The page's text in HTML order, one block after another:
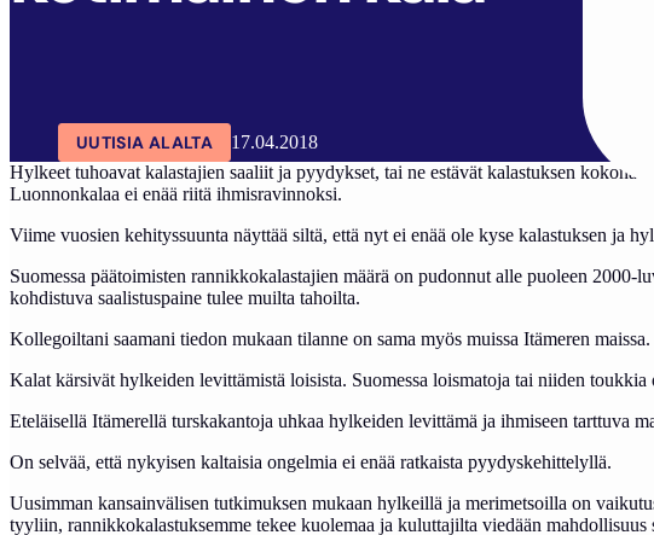
UUTISIA ALALTA
17.04.2018
Hylkeet tuhoavat kalastajien saaliit ja pyydykset, tai ne estävät kalastuksen
Luonnonkalaa ei enää riitä ihmisravinnoksi.
Viime vuosien kehityssuunta näyttää siltä, että nyt ei enää ole kyse kalastuksen ja
Suomessa päätoimisten rannikkokalastajien määrä on pudonnut alle puoleen
kohdistuva saalistuspaine tulee muilta tahoilta.
Kollegoiltani saamani tiedon mukaan tilanne on sama myös muissa Itämeren
Kalat kärsivät hylkeiden levittämistä loisista. Suomessa loismatoja tai niiden
Eteläisellä Itämerellä turskakantoja uhkaa hylkeiden levittämä ja ihmiseen tarttuva
On selvää, että nykyisen kaltaisia ongelmia ei enää ratkaista pyydyskehittelyllä.
Uusimman kansainvälisen tutkimuksen mukaan hylkeillä ja merimetsoilla on
tyyliin, rannikkokalastuksemme tekee kuolemaa ja kuluttajilta viedään mahdollisuus